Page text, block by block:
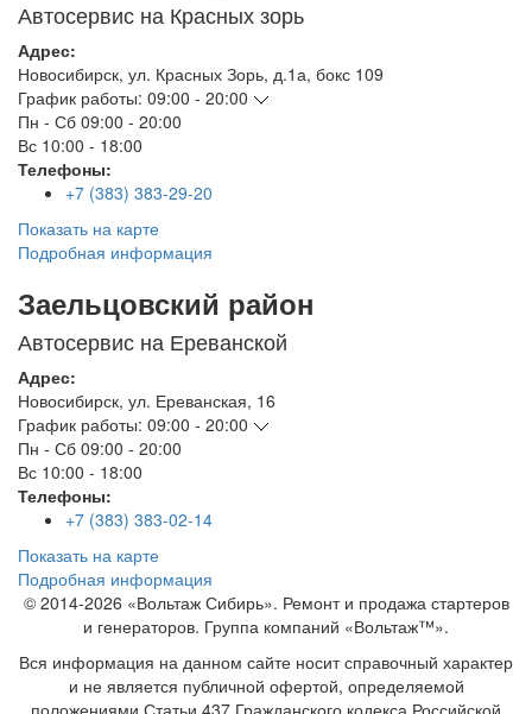
Автосервис на Красных зорь
Адрес:
Новосибирск, ул. Красных Зорь, д.1а, бокс 109
График работы: 09:00 - 20:00
Пн - Сб 09:00 - 20:00
Вс 10:00 - 18:00
Телефоны:
+7 (383) 383-29-20
Показать на карте
Подробная информация
Заельцовский район
Автосервис на Ереванской
Адрес:
Новосибирск, ул. Ереванская, 16
График работы: 09:00 - 20:00
Пн - Сб 09:00 - 20:00
Вс 10:00 - 18:00
Телефоны:
+7 (383) 383-02-14
Показать на карте
Подробная информация
© 2014-2026 «Вольтаж Сибирь». Ремонт и продажа стартеров
и генераторов. Группа компаний «Вольтаж™».
Вся информация на данном сайте носит справочный характер
и не является публичной офертой, определяемой